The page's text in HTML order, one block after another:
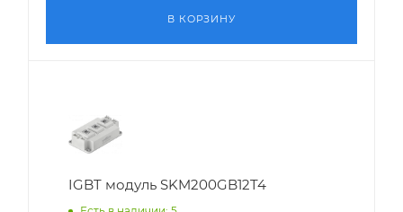
В КОРЗИНУ
IGBT модуль SKM200GB12T4